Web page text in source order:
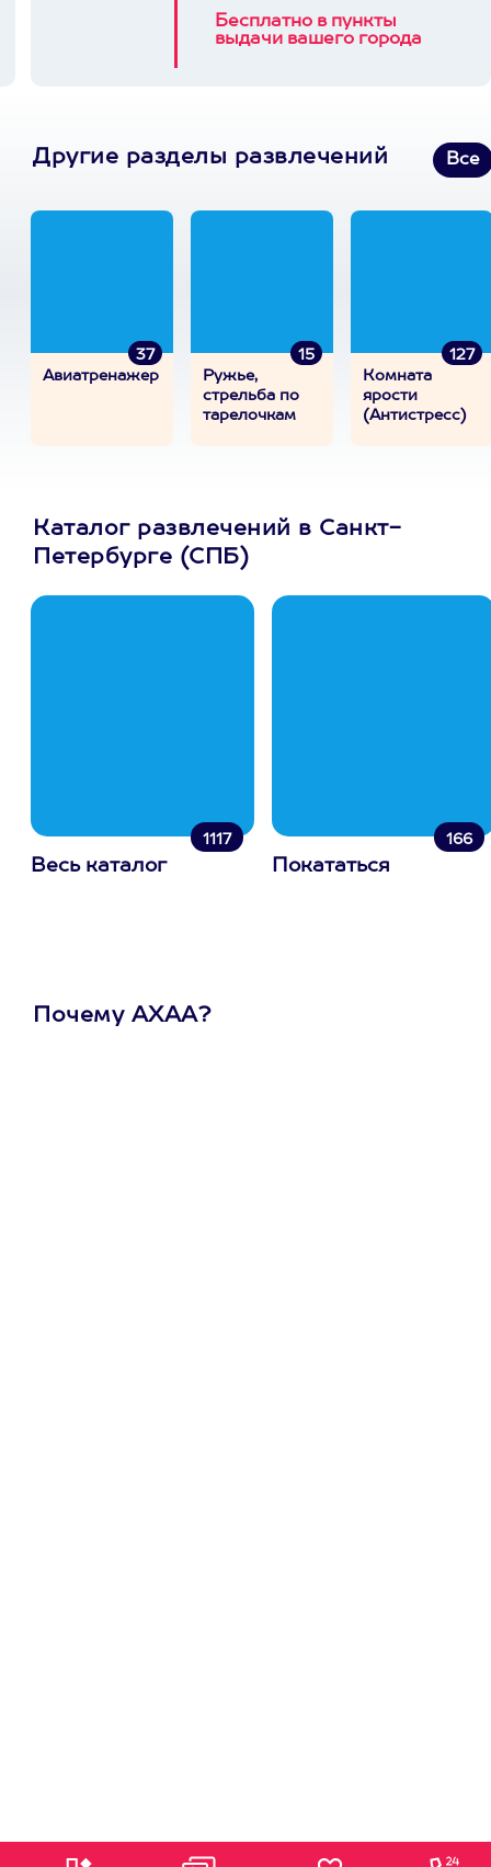
Бесплатно в пункты
выдачи вашего города
Другие разделы развлечений Все
37
Авиатренажер
15
Ружье,
стрельба по
тарелочкам
127
Комната
ярости
(Антистресс)
Каталог развлечений в Санкт-
Петербурге (СПБ)
1117
Весь каталог
166
Покататься
Почему АХАА?